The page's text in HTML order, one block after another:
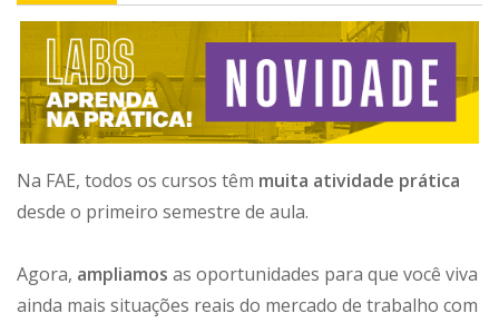
Na FAE, todos os cursos têm muita atividade prática
desde o primeiro semestre de aula.
Agora, ampliamos as oportunidades para que você viva
ainda mais situações reais do mercado de trabalho com